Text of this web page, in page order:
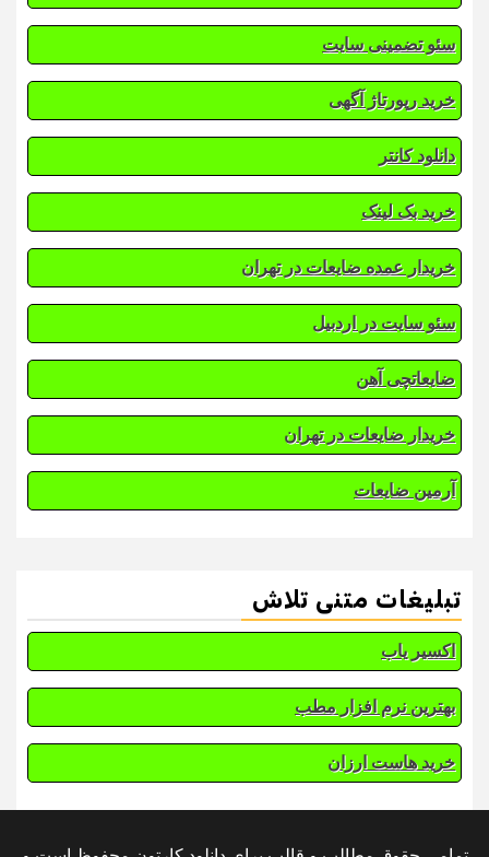
سئو تضمینی سایت
خرید رپورتاژ آگهی
دانلود کانتر
خرید بک لینک
خریدار عمده ضایعات در تهران
سئو سایت در اردبیل
ضایعاتچی آهن
خریدار ضایعات در تهران
آرمین ضایعات
تبلیغات متنی تلاش
اکسیر یاب
بهترین نرم افزار مطب
خرید هاست ارزان